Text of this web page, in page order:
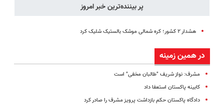
پر بیننده‌ترین خبر امروز
هشدار ۲ کشور؛ کره شمالی موشک بالستیک شلیک کرد
در همین زمینه
مشرف: نواز شریف "طالبان مخفی" است
کابینه پاکستان استعفا داد
دادگاه پاکستان حکم بازداشت پرویز مشرف را صادر کرد